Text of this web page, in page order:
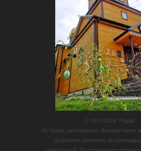
© 2012-2016 “Радар”
Усі права застережено. Використання
дозволено виключно за